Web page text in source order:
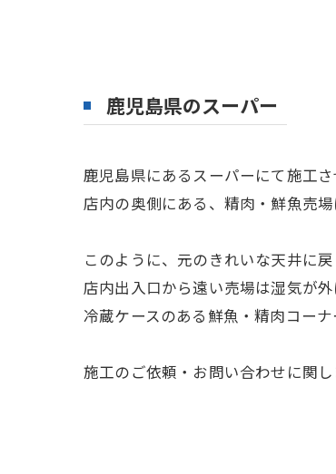
鹿児島県のスーパー
鹿児島県にあるスーパーにて施工さ
店内の奥側にある、精肉・鮮魚売
このように、元のきれいな天井に戻
店内出入口から遠い売場は湿気が
冷蔵ケースのある鮮魚・精肉コー
施工のご依頼・お問い合わせに関